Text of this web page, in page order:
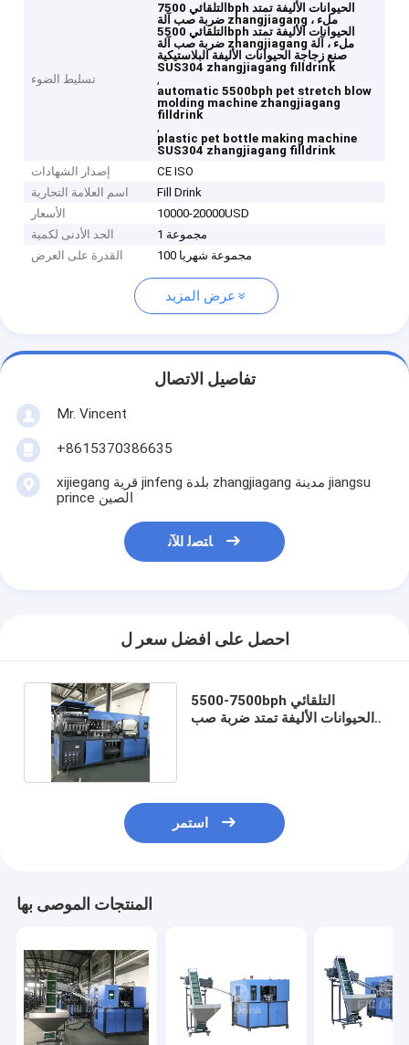
تسليط الضوء
التلقائي 7500bph الحيوانات الأليفة تمتد
ضربة صب آلة zhangjiagang ملء ،
التلقائي 5500bph الحيوانات الأليفة تمتد
ضربة صب آلة zhangjiagang ملء ، آلة
صنع زجاجة الحيوانات الأليفة البلاستيكية
SUS304 zhangjiagang filldrink
,
automatic 5500bph pet stretch blow
molding machine zhangjiagang
filldrink
,
plastic pet bottle making machine
SUS304 zhangjiagang filldrink
إصدار الشهادات
CE ISO
اسم العلامة التجارية
Fill Drink
الأسعار
10000-20000USD
الحد الأدنى لكمية
1 مجموعة
القدرة على العرض
100 مجموعة شهريا
عرض المزيد
تفاصيل الاتصال
Mr. Vincent
+8615370386635
xijiegang قرية jinfeng بلدة zhangjiagang مدينة jiangsu
prince الصين
ﺎﺘﺼﻟ ﺍﻶﻧ
احصل على افضل سعر ل
5500-7500bph التلقائي
الحيوانات الأليفة تمتد ضربة صب
استمر
المنتجات الموصى بها